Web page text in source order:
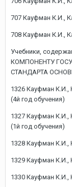
707 Кауфман К.И.,
708 Кауфман К.И.,
Учебники,
КОМПОНЕНТУ
СТАНДАРТА
1326 Кауфман К.И.,
(4й год обучения)
1327 Кауфман К.И.,
(1й год обучения)
1328 Кауфман К.И.,
1329 Кауфман К.И.,
1330 Кауфман К.И.,